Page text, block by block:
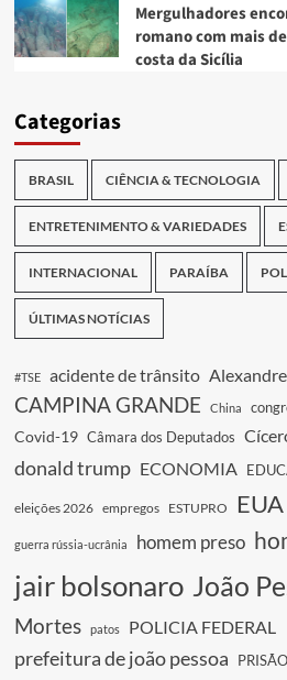
Mergulhadores
romano com mais
costa da Sicília
Categorias
BRASIL CIÊNCIA & TECNOLOGIA
ENTRETENIMENTO & VARIEDADES
INTERNACIONAL PARAÍBA
ÚLTIMAS NOTÍCIAS
#TSE acidente de trânsito
CAMPINA GRANDE China
Covid-19 Câmara dos Deputados
donald trump ECONOMIA
eleições 2026 empregos ESTUPRO EUA
guerra rússia-ucrânia homem preso
jair bolsonaro João
Mortes patos POLICIA FEDERAL
prefeitura de joão pessoa PRISÃO